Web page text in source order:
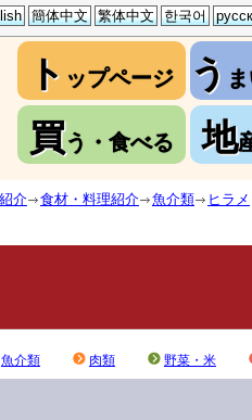
簡体中文 繁体中文 한국어
ト ップページ う
買う・食べる 地
介 食材・料理紹介 魚介類 ヒラメ
魚介類 肉類 野菜・米